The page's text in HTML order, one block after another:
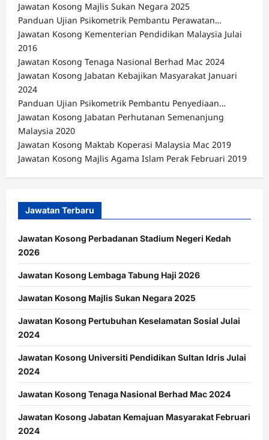
Jawatan Kosong Majlis Sukan Negara 2025
Panduan Ujian Psikometrik Pembantu Perawatan…
Jawatan Kosong Kementerian Pendidikan Malaysia Julai
2016
Jawatan Kosong Tenaga Nasional Berhad Mac 2024
Jawatan Kosong Jabatan Kebajikan Masyarakat Januari
2024
Panduan Ujian Psikometrik Pembantu Penyediaan…
Jawatan Kosong Jabatan Perhutanan Semenanjung
Malaysia 2020
Jawatan Kosong Maktab Koperasi Malaysia Mac 2019
Jawatan Kosong Majlis Agama Islam Perak Februari 2019
Jawatan Terbaru
Jawatan Kosong Perbadanan Stadium Negeri Kedah
2026
Jawatan Kosong Lembaga Tabung Haji 2026
Jawatan Kosong Majlis Sukan Negara 2025
Jawatan Kosong Pertubuhan Keselamatan Sosial Julai
2024
Jawatan Kosong Universiti Pendidikan Sultan Idris Julai
2024
Jawatan Kosong Tenaga Nasional Berhad Mac 2024
Jawatan Kosong Jabatan Kemajuan Masyarakat Februari
2024